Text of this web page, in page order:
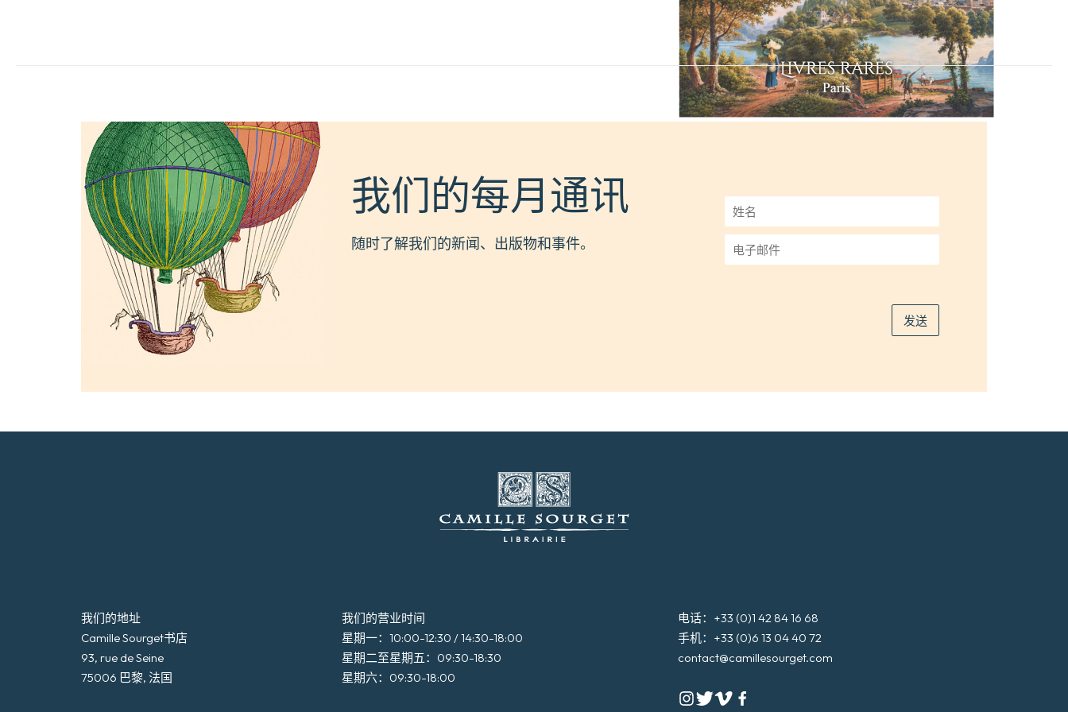
我们的每月通讯
随时了解我们的新闻、出版物和事件。
姓
名
*
子
发送
我们的地址
Camille Sourget书店
93, rue de Seine
75006 巴黎, 法国
我们的营业时间
星期一：10:00-12:30 / 14:30-18:00
星期二至星期五：09:30-18:30
星期六：09:30-18:00
电话：+33 (0)1 42 84 16 68
手机：+33 (0)6 13 04 40 72
contact@camillesourget.com